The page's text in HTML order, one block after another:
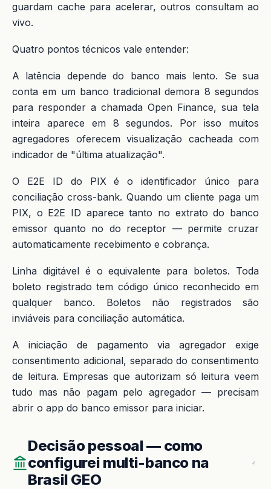
guardam cache para acelerar, outros consultam ao
vivo.
Quatro pontos técnicos vale entender:
A latência depende do banco mais lento. Se sua
conta em um banco tradicional demora 8 segundos
para responder a chamada Open Finance, sua tela
inteira aparece em 8 segundos. Por isso muitos
agregadores oferecem visualização cacheada com
indicador de "última atualização".
O E2E ID do PIX é o identificador único para
conciliação cross-bank. Quando um cliente paga um
PIX, o E2E ID aparece tanto no extrato do banco
emissor quanto no do receptor — permite cruzar
automaticamente recebimento e cobrança.
Linha digitável é o equivalente para boletos. Toda
boleto registrado tem código único reconhecido em
qualquer banco. Boletos não registrados são
inviáveis para conciliação automática.
A iniciação de pagamento via agregador exige
consentimento adicional, separado do consentimento
de leitura. Empresas que autorizam só leitura veem
tudo mas não pagam pelo agregador — precisam
abrir o app do banco emissor para iniciar.
Decisão pessoal — como
configurei multi-banco na
Brasil GEO